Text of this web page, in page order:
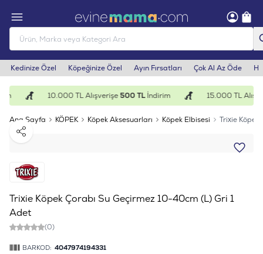
Kedinize Özel Köpeğinize Özel Ayın Fırsatları Çok Al Az Öde
10.000 TL Alışverişe500 TLİndirim 15.000 TL
Ana Sayfa KÖPEK Köpek Aksesuarları Köpek Elbisesi
Trixie Köpek
Paylaş
Trixie Köpek Çorabı Su Geçirmez 10-40cm (L) Gri 1
Adet
(0)
BARKOD: 4047974194331